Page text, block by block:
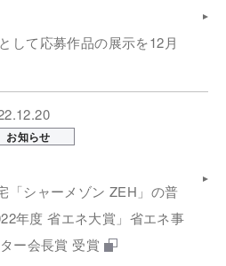
して応募作品の展示を12月
お知らせ
「シャーメゾン ZEH」の普
年度 省エネ大賞」省エネ事
ー会長賞 受賞